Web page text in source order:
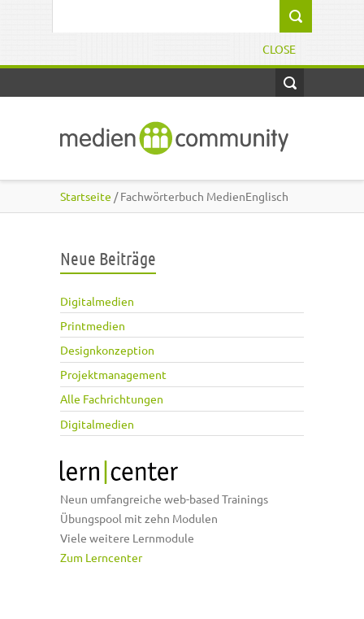
CLOSE
Startseite / Fachwörterbuch MedienEnglisch
Neue Beiträge
Digitalmedien
Printmedien
Designkonzeption
Projektmanagement
Alle Fachrichtungen
Digitalmedien
Neun umfangreiche web-based Trainings
Übungspool mit zehn Modulen
Viele weitere Lernmodule
Zum Lerncenter